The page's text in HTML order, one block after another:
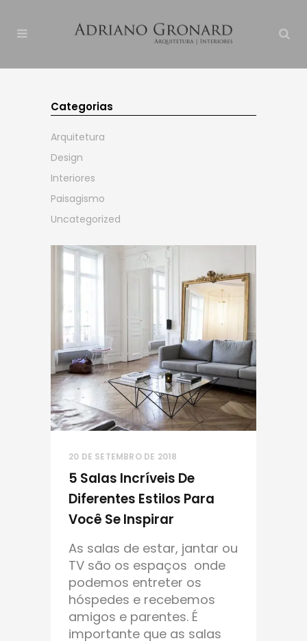
Categorias
Arquitetura
Design
Interiores
Paisagismo
Uncategorized
20 DE SETEMBRO DE 2018
5 Salas Incríveis De
Diferentes Estilos Para
Você Se Inspirar
As salas de estar, jantar ou
TV são os espaços onde
podemos entreter os
hóspedes e recebemos
amigos e parentes. É
importante que as salas